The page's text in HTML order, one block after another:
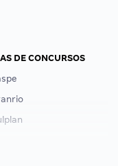
DE CONCURSOS